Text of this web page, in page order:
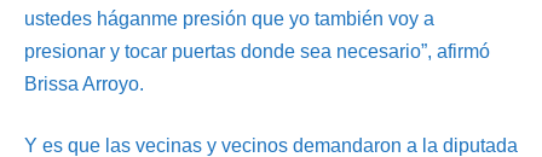
ustedes háganme presión que yo también voy a
presionar y tocar puertas donde sea necesario”, afirmó
Brissa Arroyo.
Y es que las vecinas y vecinos demandaron a la diputada